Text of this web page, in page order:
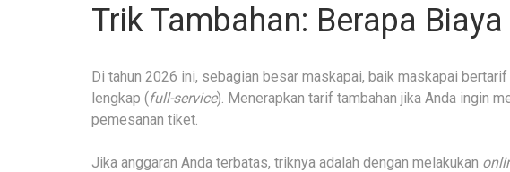
Trik Tambahan: Berapa
Di tahun 2026 ini, sebagian besar maskapai, baik maskapai bertarif
lengkap (full-service). Menerapkan tarif tambahan jika Anda ingin
pemesanan tiket.
Jika anggaran Anda terbatas, triknya adalah dengan melakukan